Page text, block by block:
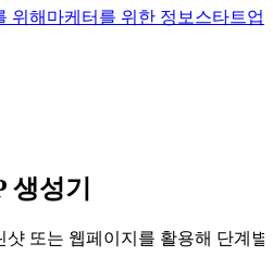
위해 마케터를 위한 정보 스타트업
성기
샷 또는 웹페이지를 활용해 단계